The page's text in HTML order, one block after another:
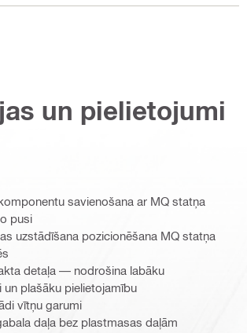
un pielietojumi
savienošana ar MQ statņa
pusi
uzstādīšana pozicionēšana MQ statņa
detaļa — nodrošina labāku
plašāku pielietojamību
vītņu garumi
daļa bez plastmasas daļām